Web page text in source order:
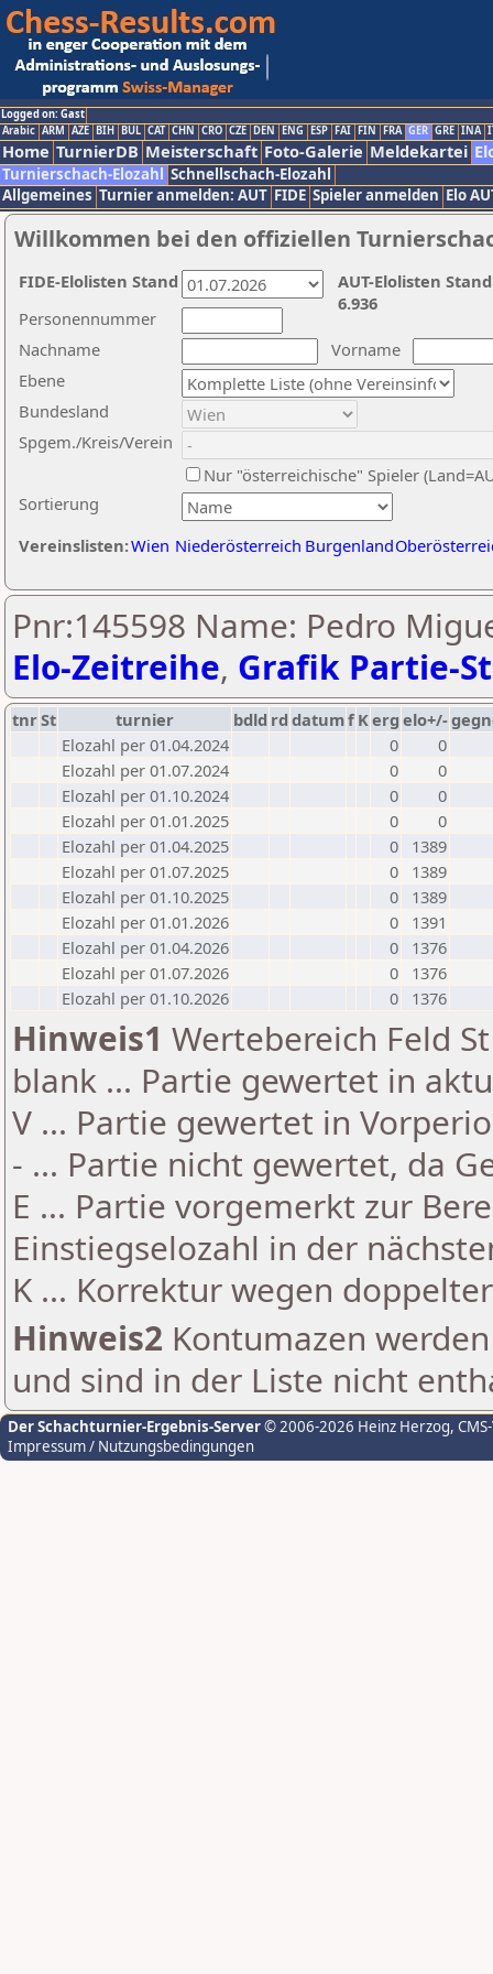
Logged on: Gast
Arabic ARM AZE BIH BUL CAT CHN CRO CZE DEN ENG ESP FAI FIN FRA GER GRE INA
Home TurnierDB Meisterschaft Foto-Galerie Meldekartei
Turnierschach-Elozahl Schnellschach-Elozahl
Allgemeines Turnier anmelden: AUT FIDE Spieler anmelden Elo
Willkommen bei den offiziellen
Nachname
Vorname
Ebene
Sortierung
Personennummer
Bundesland
Spgem./Kreis/Verein
Nur "österreichische" Spieler
Vereinslisten:Wien Niederösterreich Burgenland
AUT-Elolisten
6.936
FIDE-Elolisten Stand
Pnr:145598 Name: Pedro
Elo-Zeitreihe, Grafik Partie-
tnrSt turnier bdld rd datumf Kerg elo+/-
Elozahl per 01.04.2024
0
0
Elozahl per 01.07.2024
0
0
Elozahl per 01.10.2024
0
0
Elozahl per 01.01.2025
0
0
Elozahl per 01.04.2025
0
1389
Elozahl per 01.07.2025
0
1389
Elozahl per 01.10.2025
0
1389
Elozahl per 01.01.2026
0
1391
Elozahl per 01.04.2026
0
1376
Elozahl per 01.07.2026
0
1376
Elozahl per 01.10.2026
0 1376
Hinweis1 Wertebereich Feld
blank ... Partie gewertet in
V ... Partie gewertet in
- ... Partie nicht gewertet, da
E ... Partie vorgemerkt zur
Einstiegselozahl in der
K ... Korrektur wegen
Hinweis2 Kontumazen
und sind in der Liste nicht
Der Schachturnier-Ergebnis-Server© 2006-2026 Heinz Herzog,
Impressum / Nutzungsbedingungen